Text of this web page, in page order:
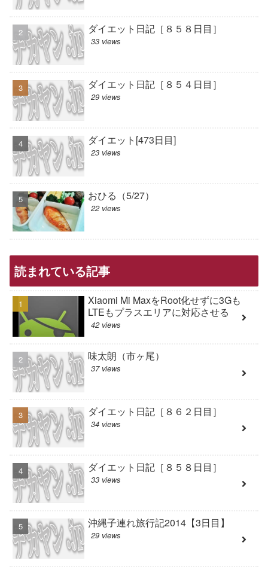
ダイエット日記［８５８日目］
33 views
ダイエット日記［８５４日目］
29 views
ダイエット[473日目]
23 views
おひる（5/27）
22 views
読まれている記事
Xiaomi Mi MaxをRoot化せずに3Gも
LTEもプラスエリアに対応させる
42 views
味太朗（市ヶ尾）
37 views
ダイエット日記［８６２日目］
34 views
ダイエット日記［８５８日目］
33 views
沖縄子連れ旅行記2014【3日目】
29 views